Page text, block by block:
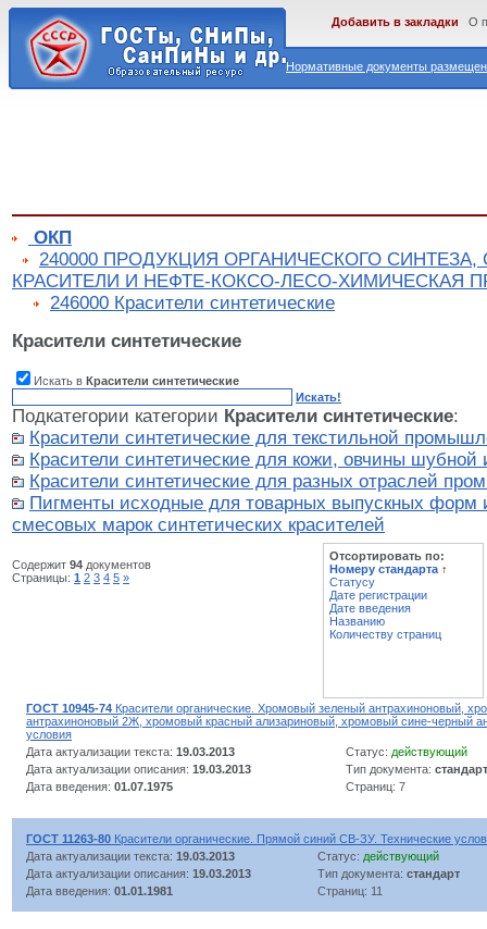
Нормативные документы
Добавить в закладки О
ОКП
240000 ПРОДУКЦИЯ ОРГАНИЧЕСКОГО
КРАСИТЕЛИ И НЕФТЕ-КОКСО-ЛЕСО-ХИМИЧЕСКАЯ
246000 Красители синтетические
Красители синтетические
Искать в Красители синтетические
Искать!
Подкатегории категории Красители синтетические:
Красители синтетические для текстильной
Красители синтетические для кожи, овчины шубной
Красители синтетические для разных отраслей
Пигменты исходные для товарных выпускных форм
смесовых марок синтетических красителей
Содержит 94 документов
Страницы: 1 2 3 4 5 »
Отсортировать по:
Номеру стандарта ↑
Статусу
Дате регистрации
Дате введения
Названию
Количеству страниц
ГОСТ 10945-74 Красители органические. Хромовый зеленый антрахиноновый,
антрахиноновый 2Ж, хромовый красный ализариновый, хромовый сине-черный
условия
Дата актуализации текста: 19.03.2013 Статус: действующий
Дата актуализации описания: 19.03.2013 Тип документа: стандарт
Дата введения: 01.07.1975 Страниц: 7
ГОСТ 11263-80 Красители органические. Прямой синий СВ-ЗУ. Технические
Дата актуализации текста: 19.03.2013 Статус: действующий
Дата актуализации описания: 19.03.2013 Тип документа: стандарт
Дата введения: 01.01.1981 Страниц: 11